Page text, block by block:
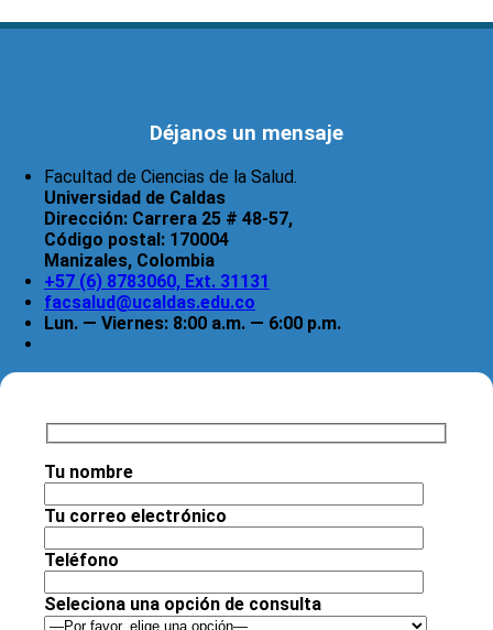
Déjanos un mensaje
Facultad de Ciencias de la Salud.
Universidad de Caldas
Dirección: Carrera 25 # 48-57,
Código postal: 170004
Manizales, Colombia
+57 (6) 8783060, Ext. 31131
facsalud@ucaldas.edu.co
Lun. — Viernes: 8:00 a.m. — 6:00 p.m.
Tu nombre
Tu correo electrónico
Teléfono
Seleciona una opción de consulta